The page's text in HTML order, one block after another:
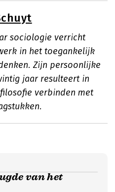
sociologie verricht
in het toegankelijk
Zijn persoonlijke
jaar resulteert in
verbinden met
van het